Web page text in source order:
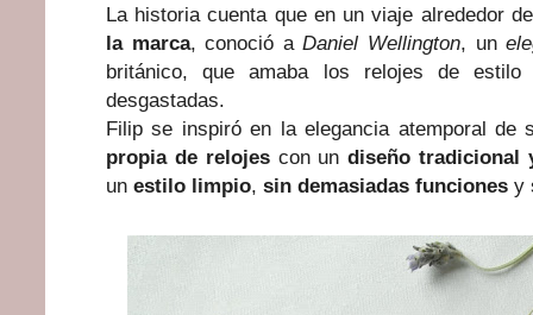
La historia cuenta que en un viaje alrededor
la marca, conoció aDaniel Wellington, un
británico, que amaba los relojes de
desgastadas.
Filip se inspiró en la elegancia atemporal
propia de relojescon undiseño tradicional
un estilo limpio, sin demasiadas funciones y